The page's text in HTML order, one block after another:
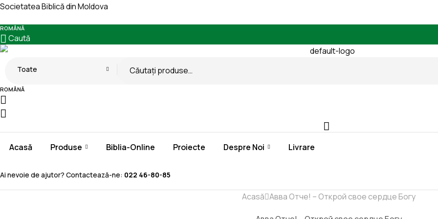
Societatea Biblică din Moldova
ROMÂNĂ
Caută
Toate
ROMÂNĂ
Acasă Produse Biblia-Online Proiecte Despre Noi Livrare
Ai nevoie de ajutor? Contactează-ne: 022 46-80-85
Acasă Авва Отче! – Открой свое сердце Богу